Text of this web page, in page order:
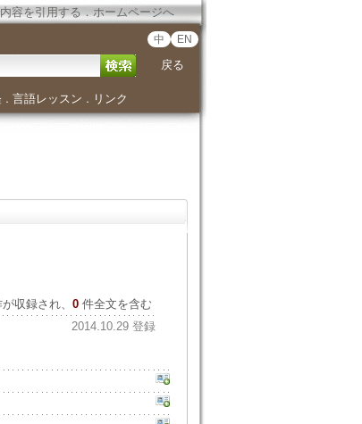
容を引用する．ホームページへ
中 EN
戻る
． 言語レッスン ． リンク
収録され、 0件全文を含む
2014.10.29 登録